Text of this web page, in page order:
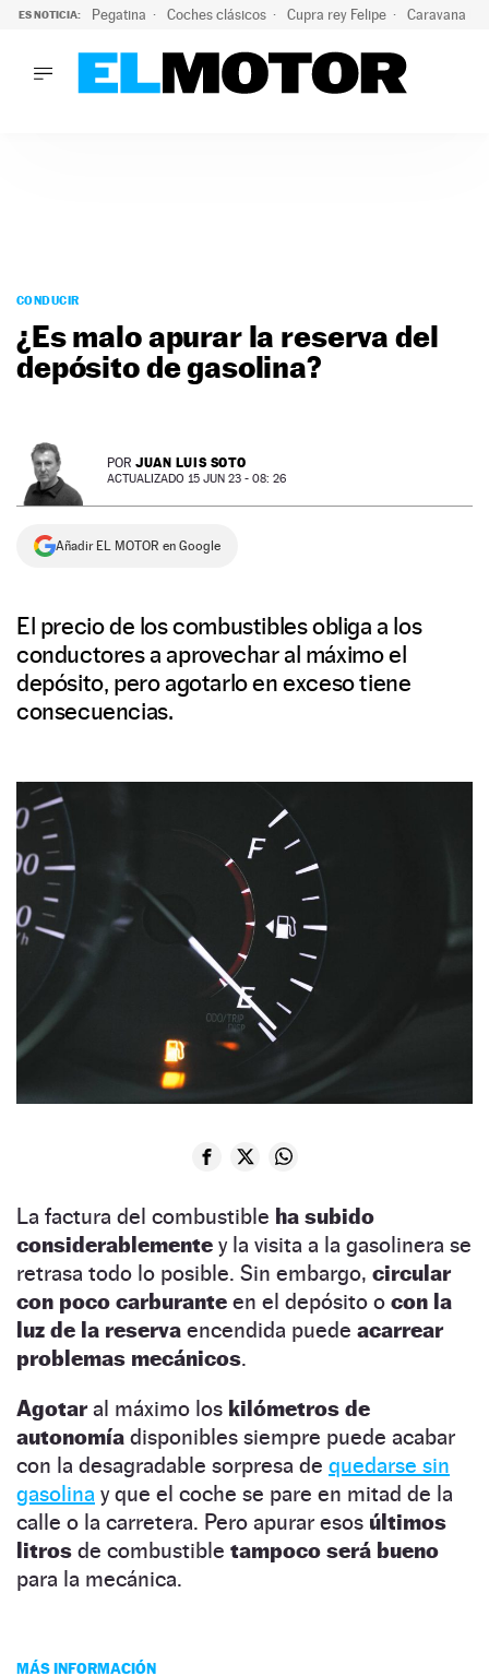
ES NOTICIA: Pegatina Coches clásicos Cupra rey Felipe Caravana
PODCAST
MOTOS
TECNOLOGÍA
SUPERCOCHES
PREMIOS
SERVICIOS
CONDUCIR
¿Es malo apurar la reserva del
depósito de gasolina?
POR JUAN LUIS SOTO
ACTUALIZADO 15 JUN 23 - 08: 26
Añadir EL MOTOR en Google
El precio de los combustibles obliga a los
conductores a aprovechar al máximo el
depósito, pero agotarlo en exceso tiene
consecuencias.
La factura del combustible ha subido
considerablemente y la visita a la gasolinera se
retrasa todo lo posible. Sin embargo, circular
con poco carburante en el depósito o con la
luz de la reserva encendida puede acarrear
problemas mecánicos.
Agotaral máximo los kilómetros de
autonomía disponibles siempre puede acabar
con la desagradable sorpresa de quedarse sin
gasolina y que el coche se pare en mitad de la
calle o la carretera. Pero apurar esos últimos
litros de combustible tampoco será bueno
para la mecánica.
MÁS INFORMACIÓN